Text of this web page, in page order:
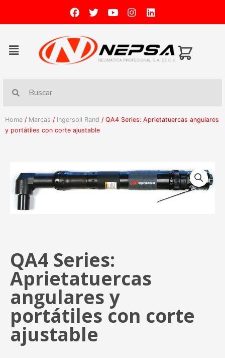
Home / Marcas / Ingersoll Rand / QA4 Series: Aprietatuercas angulares
y portátiles con corte ajustable
QA4 Series:
Aprietatuercas
angulares y
portátiles con corte
ajustable